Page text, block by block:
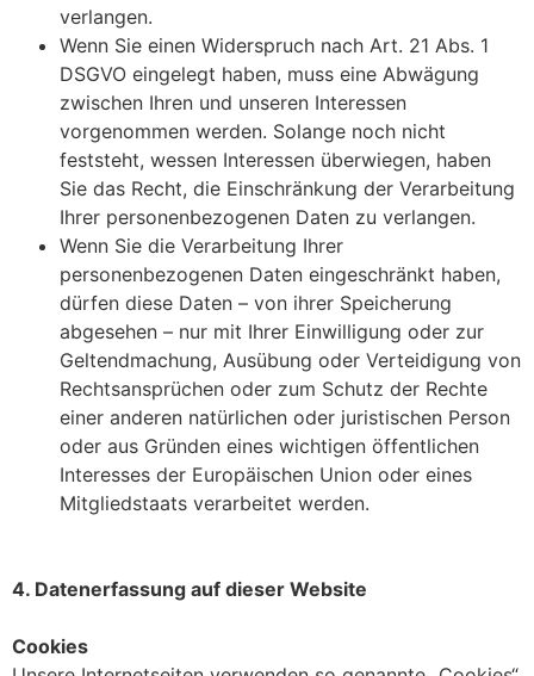
verlangen.
Wenn Sie einen Widerspruch nach Art. 21 Abs. 1
DSGVO eingelegt haben, muss eine Abwägung
zwischen Ihren und unseren Interessen
vorgenommen werden. Solange noch nicht
feststeht, wessen Interessen überwiegen, haben
Sie das Recht, die Einschränkung der Verarbeitung
Ihrer personenbezogenen Daten zu verlangen.
Wenn Sie die Verarbeitung Ihrer
personenbezogenen Daten eingeschränkt haben,
dürfen diese Daten – von ihrer Speicherung
abgesehen – nur mit Ihrer Einwilligung oder zur
Geltendmachung, Ausübung oder Verteidigung von
Rechtsansprüchen oder zum Schutz der Rechte
einer anderen natürlichen oder juristischen Person
oder aus Gründen eines wichtigen öffentlichen
Interesses der Europäischen Union oder eines
Mitgliedstaats verarbeitet werden.
4. Datenerfassung auf dieser Website
Cookies